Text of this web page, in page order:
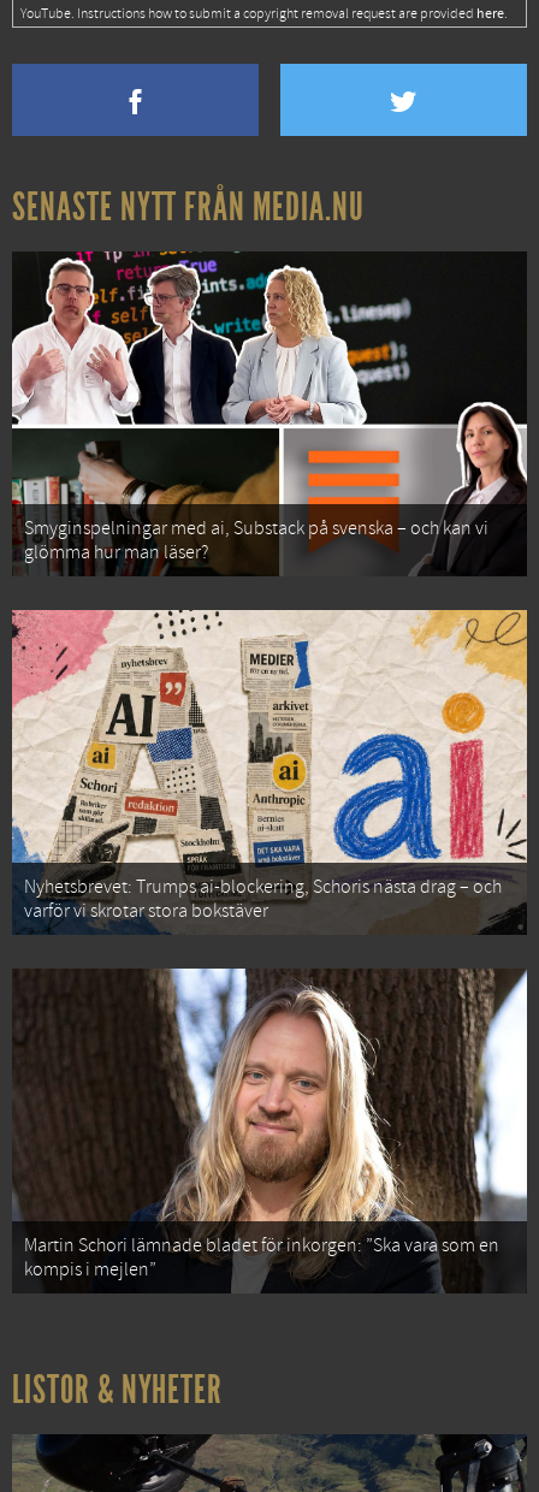
YouTube. Instructions how to submit a copyright removal request are provided here.
SENASTE NYTT FRÅN MEDIA.NU
Smyginspelningar med ai, Substack på svenska – och kan vi
glömma hur man läser?
Nyhetsbrevet: Trumps ai-blockering, Schoris nästa drag – och
varför vi skrotar stora bokstäver
Martin Schori lämnade bladet för inkorgen: ”Ska vara som en
kompis i mejlen”
LISTOR & NYHETER